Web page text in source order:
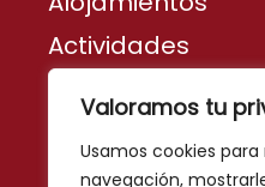
Valoramos tu
Usamos cookies
navegación,
Actividades
turísticos